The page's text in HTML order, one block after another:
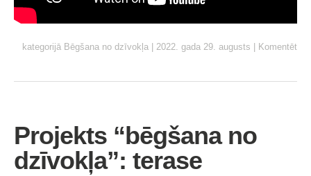
kategorijā Bēgšana no dzīvokļa 2022. gada 29. augusts Komentēt
Projekts “bēgšana no
dzīvokļa”: terase